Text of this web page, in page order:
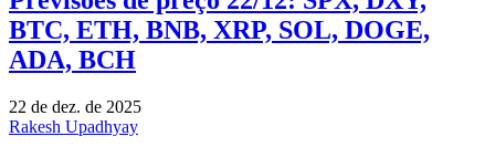
BTC, ETH, BNB, XRP, SOL, DOGE,
ADA, BCH
22 de dez. de 2025
Rakesh Upadhyay